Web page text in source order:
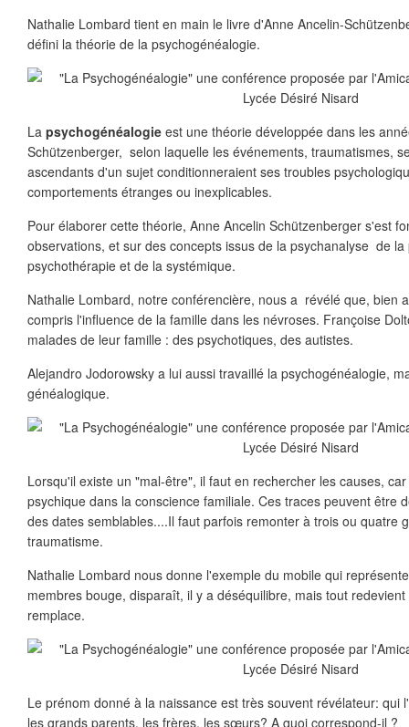
Nathalie Lombard tient en main le livre d'Anne Ancelin-
défini la théorie de la psychogénéalogie.
La psychogénéalogie est une théorie développée dans les
Schützenberger, selon laquelle les événements, traumatismes,
ascendants d'un sujet conditionneraient ses troubles
comportements étranges ou inexplicables.
Pour élaborer cette théorie, Anne Ancelin Schützenberger s'est
observations, et sur des concepts issus de la psychanalyse de la
psychothérapie et de la systémique.
Nathalie Lombard, notre conférencière, nous a révélé que, bien
compris l'influence de la famille dans les névroses. Françoise
malades de leur famille : des psychotiques, des autistes.
Alejandro Jodorowsky a lui aussi travaillé la psychogénéalogie,
généalogique.
Lorsqu'il existe un "mal-être", il faut en rechercher les causes,
psychique dans la conscience familiale. Ces traces peuvent être
des dates semblables....Il faut parfois remonter à trois ou quatre
traumatisme.
Nathalie Lombard nous donne l'exemple du mobile qui
membres bouge, disparaît, il y a déséquilibre, mais tout
remplace.
Le prénom donné à la naissance est très souvent révélateur: qui
les grands parents, les frères, les sœurs? A quoi correspond-il ?